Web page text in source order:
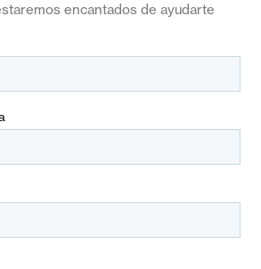
encantados de ayudarte